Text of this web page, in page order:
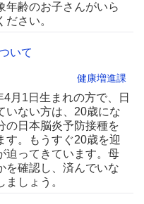
年齢のお子さんがいら
さい。
いて
健康増進課
月1日生まれの方で、日
いない方は、20歳にな
の日本脳炎予防接種を
す。もうすぐ20歳を迎
迫ってきています。母
を確認し、済んでいな
しょう。